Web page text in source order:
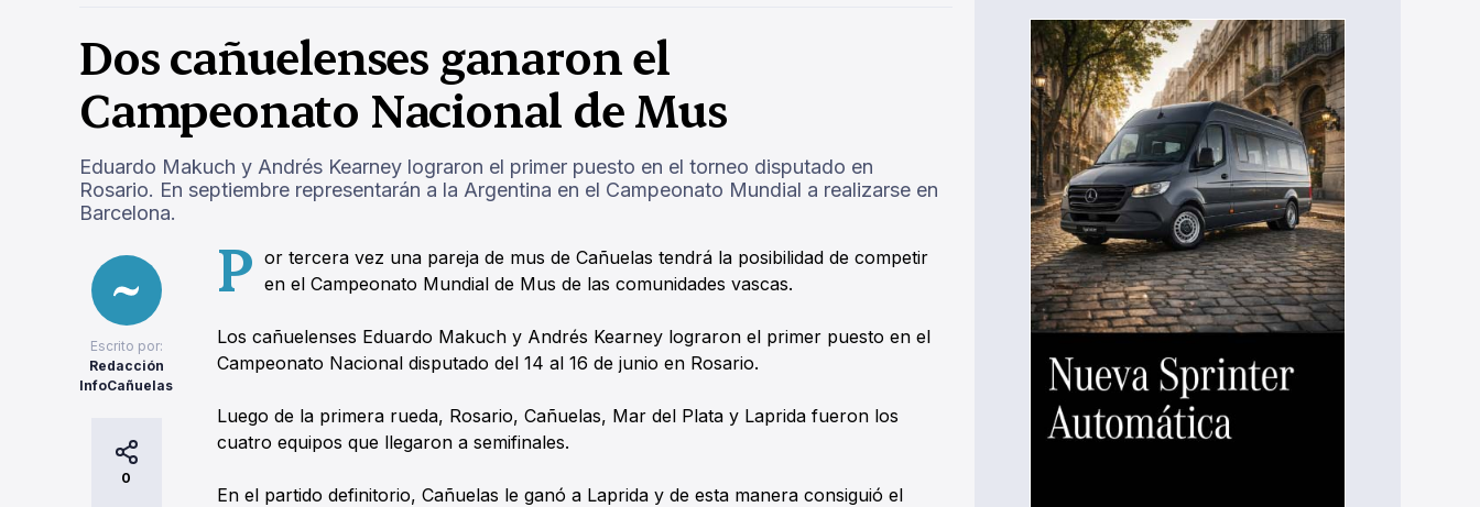
Dos cañuelenses ganaron el
Campeonato Nacional de Mus
Eduardo Makuch y Andrés Kearney lograron el primer puesto en el torneo disputado en
Rosario. En septiembre representarán a la Argentina en el Campeonato Mundial a realizarse en
Barcelona.
Escrito por:
Redacción
InfoCañuelas
0
P or tercera vez una pareja de mus de Cañuelas tendrá la posibilidad de competir
en el Campeonato Mundial de Mus de las comunidades vascas.
Los cañuelenses Eduardo Makuch y Andrés Kearney lograron el primer puesto en el
Campeonato Nacional disputado del 14 al 16 de junio en Rosario.
Luego de la primera rueda, Rosario, Cañuelas, Mar del Plata y Laprida fueron los
cuatro equipos que llegaron a semifinales.
En el partido definitorio, Cañuelas le ganó a Laprida y de esta manera consiguió el